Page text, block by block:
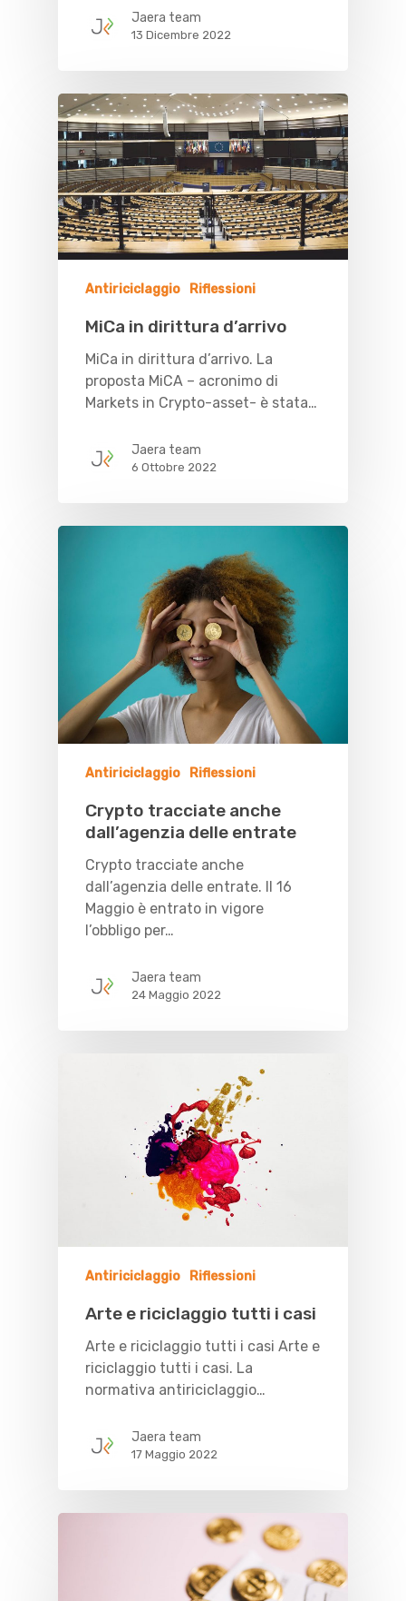
Jaera team
13 Dicembre 2022
Antiriciclaggio Riflessioni
MiCa in dirittura d’arrivo
MiCa in dirittura d’arrivo. La
proposta MiCA – acronimo di
Markets in Crypto-asset- è stata…
Jaera team
6 Ottobre 2022
Antiriciclaggio Riflessioni
Crypto tracciate anche
dall’agenzia delle entrate
Crypto tracciate anche
dall’agenzia delle entrate. Il 16
Maggio è entrato in vigore
l’obbligo per…
Jaera team
24 Maggio 2022
Antiriciclaggio Riflessioni
Arte e riciclaggio tutti i casi
Arte e riciclaggio tutti i casi Arte e
riciclaggio tutti i casi. La
normativa antiriciclaggio…
Jaera team
17 Maggio 2022